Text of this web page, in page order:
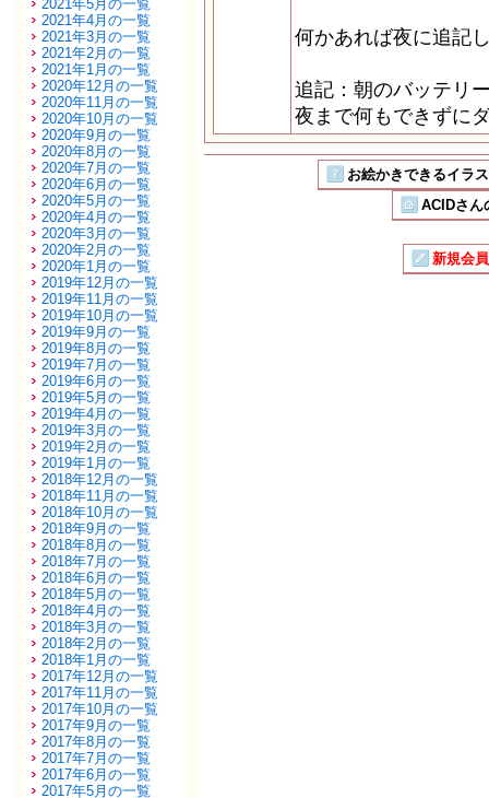
2021年5月の一覧
2021年4月の一覧
2021年3月の一覧
2021年2月の一覧
2021年1月の一覧
2020年12月の一覧
2020年11月の一覧
2020年10月の一覧
2020年9月の一覧
2020年8月の一覧
2020年7月の一覧
2020年6月の一覧
2020年5月の一覧
2020年4月の一覧
2020年3月の一覧
2020年2月の一覧
2020年1月の一覧
2019年12月の一覧
2019年11月の一覧
2019年10月の一覧
2019年9月の一覧
2019年8月の一覧
2019年7月の一覧
2019年6月の一覧
2019年5月の一覧
2019年4月の一覧
2019年3月の一覧
2019年2月の一覧
2019年1月の一覧
2018年12月の一覧
2018年11月の一覧
2018年10月の一覧
2018年9月の一覧
2018年8月の一覧
2018年7月の一覧
2018年6月の一覧
2018年5月の一覧
2018年4月の一覧
2018年3月の一覧
2018年2月の一覧
2018年1月の一覧
2017年12月の一覧
2017年11月の一覧
2017年10月の一覧
2017年9月の一覧
2017年8月の一覧
2017年7月の一覧
2017年6月の一覧
2017年5月の一覧
何かあれば夜に追記
追記：朝のバッテリ
夜まで何もできずに
お絵かきできるイラ
ACIDさん
新規会